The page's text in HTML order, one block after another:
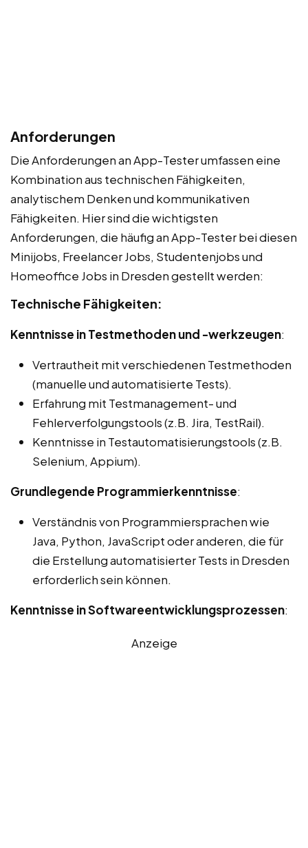
Anforderungen
Die Anforderungen an App-Tester umfassen eine
Kombination aus technischen Fähigkeiten,
analytischem Denken und kommunikativen
Fähigkeiten. Hier sind die wichtigsten
Anforderungen, die häufig an App-Tester bei diesen
Minijobs, Freelancer Jobs, Studentenjobs und
Homeoffice Jobs in Dresden gestellt werden:
Technische Fähigkeiten:
Kenntnisse in Testmethoden und -werkzeugen:
Vertrautheit mit verschiedenen Testmethoden
(manuelle und automatisierte Tests).
Erfahrung mit Testmanagement- und
Fehlerverfolgungstools (z.B. Jira, TestRail).
Kenntnisse in Testautomatisierungstools (z.B.
Selenium, Appium).
Grundlegende Programmierkenntnisse:
Verständnis von Programmiersprachen wie
Java, Python, JavaScript oder anderen, die für
die Erstellung automatisierter Tests in Dresden
erforderlich sein können.
Kenntnisse in Softwareentwicklungsprozessen:
Anzeige